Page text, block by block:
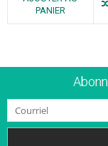
PANIER